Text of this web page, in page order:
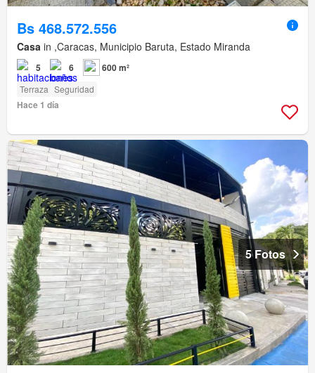
Bs 468.572.556
Casa in ,Caracas, Municipio Baruta, Estado Miranda
5 6 600 m²
Terraza Seguridad
Hace 1 día
5 Fotos